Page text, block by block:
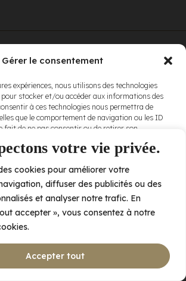
votre vie privée.
cookies pour améliorer votre
diffuser des publicités ou des
et analyser notre trafic. En
accepter », vous consentez à notre
Accepter tout
Gérer le consentement
expériences, nous utilisons des technologies
pour stocker et/ou accéder aux informations des
à ces technologies nous permettra de
que le comportement de navigation ou les ID
fait de ne pas consentir ou de retirer son
Accepter
Refuser
av. de Bois-de-Boulogne, Laval QC H7N 0J7